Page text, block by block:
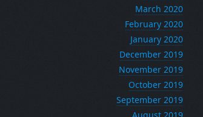
March 2020
February 2020
January 2020
December 2019
November 2019
October 2019
September 2019